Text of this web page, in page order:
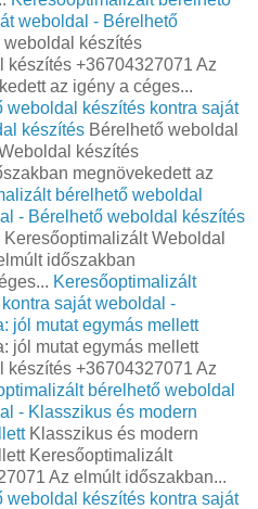
weboldal - Bérelhető
weboldal készítés
készítés +36704327071 Az
az igény a céges...
weboldal készítés kontra saját
készítés Bérelhető weboldal
készítés
megnövekedett az
bérelhető weboldal
- Bérelhető weboldal készítés
Weboldal
időszakban
Keresőoptimalizált
saját weboldal -
jól mutat egymás mellett
jól mutat egymás mellett
készítés +36704327071 Az
bérelhető weboldal
- Klasszikus és modern
Klasszikus és modern
Keresőoptimalizált
Az elmúlt időszakban...
weboldal készítés kontra saját